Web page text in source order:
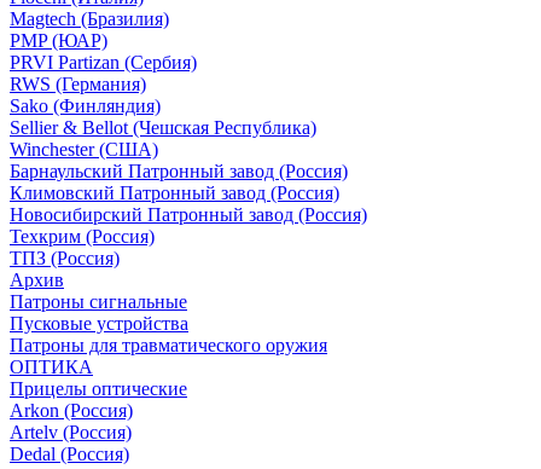
Magtech (Бразилия)
PMP (ЮАР)
PRVI Partizan (Сербия)
RWS (Германия)
Sako (Финляндия)
Sellier & Bellot (Чешская Республика)
Winchester (США)
Барнаульский Патронный завод (Россия)
Климовский Патронный завод (Россия)
Новосибирский Патронный завод (Россия)
Техкрим (Россия)
ТПЗ (Россия)
Архив
Патроны сигнальные
Пусковые устройства
Патроны для травматического оружия
ОПТИКА
Прицелы оптические
Arkon (Россия)
Artelv (Россия)
Dedal (Россия)